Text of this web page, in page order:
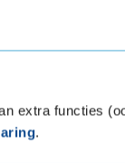
extra functies
.
we ook
hieronder